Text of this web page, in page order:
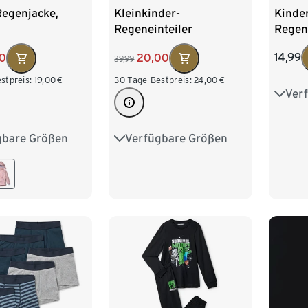
19,00€
Größen
86/92
Kleinkinder-
Regeneinteiler
39,99 20,00
30-Tage-Bestpreis: 24,00 €
Verfügbare Größen
74/80 86/92
14,99
74/